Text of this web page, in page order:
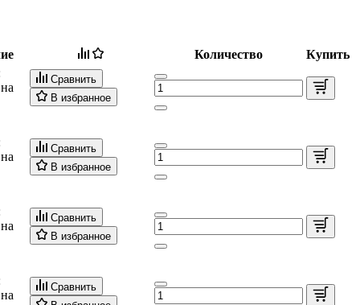
Количество
Купить
Сравнить
В избранное
Сравнить
В избранное
Сравнить
В избранное
Сравнить